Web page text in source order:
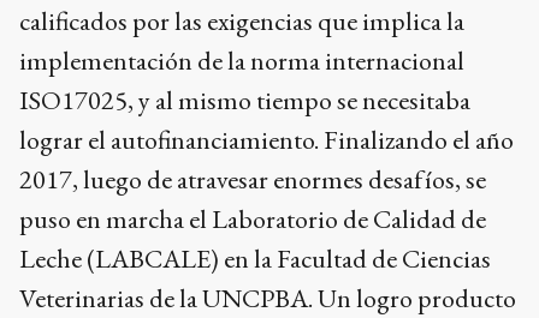
calificados por las exigencias que implica la
implementación de la norma internacional
ISO17025, y al mismo tiempo se necesitaba
lograr el autofinanciamiento. Finalizando el año
2017, luego de atravesar enormes desafíos, se
puso en marcha el Laboratorio de Calidad de
Leche (LABCALE) en la Facultad de Ciencias
Veterinarias de la UNCPBA. Un logro producto